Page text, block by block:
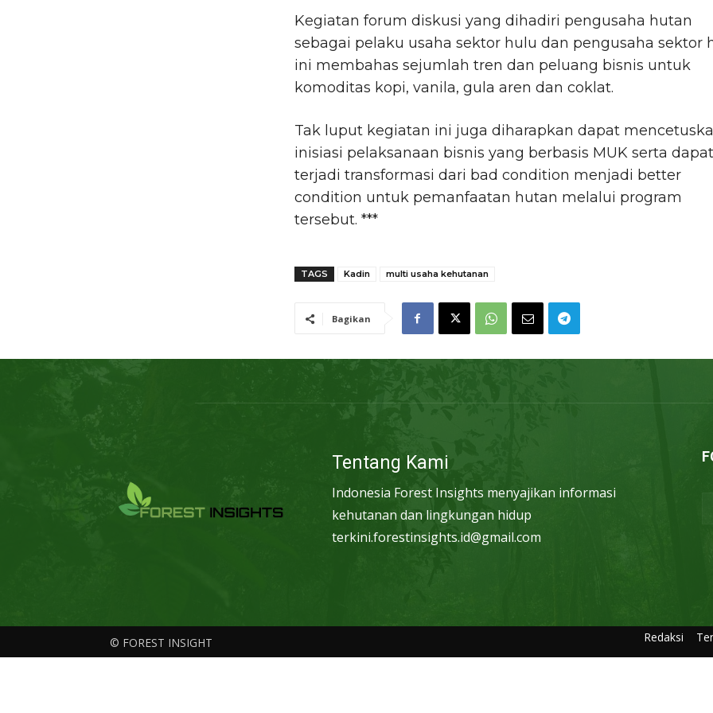
Kegiatan forum diskusi yang dihadiri pengusaha hutan
sebagai pelaku usaha sektor hulu dan pengusaha sektor
ini membahas sejumlah tren dan peluang bisnis untuk
komoditas kopi, vanila, gula aren dan coklat.
Tak luput kegiatan ini juga diharapkan dapat
inisiasi pelaksanaan bisnis yang berbasis MUK serta dapat
terjadi transformasi dari bad condition menjadi better
condition untuk pemanfaatan hutan melalui program
tersebut. ***
TAGS Kadin multi usaha kehutanan
Bagikan
Tentang Kami
Indonesia Forest Insights menyajikan informasi
kehutanan dan lingkungan hidup
terkini.forestinsights.id@gmail.com
© FOREST INSIGHT Redaksi